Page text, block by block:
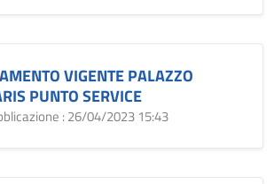
VIGENTE PALAZZO
PUNTO SERVICE
: 26/04/2023 15:43